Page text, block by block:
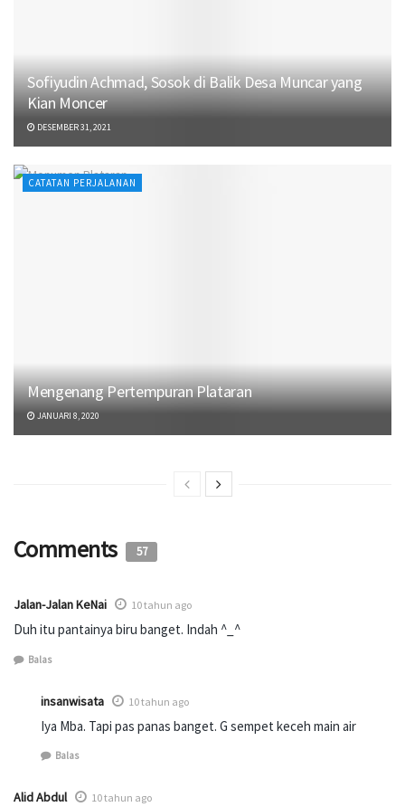
Sofiyudin Achmad, Sosok di Balik Desa Muncar yang
Kian Moncer
DESEMBER 31, 2021
CATATAN PERJALANAN
Mengenang Pertempuran Plataran
JANUARI 8, 2020
Comments 57
Jalan-Jalan KeNai 10 tahun ago
Duh itu pantainya biru banget. Indah ^_^
Balas
insanwisata 10 tahun ago
Iya Mba. Tapi pas panas banget. G sempet keceh main air
Balas
Alid Abdul 10 tahun ago